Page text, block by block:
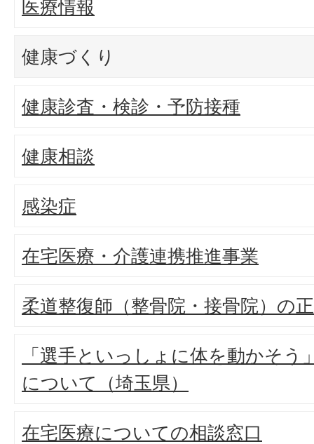
医療情報
健康づくり
健康診査・検診・予防接種
健康相談
感染症
在宅医療・介護連携推進事業
柔道整復師（整骨院・接骨院）の
「選手といっしょに体を動かそう
について（埼玉県）
在宅医療についての相談窓口